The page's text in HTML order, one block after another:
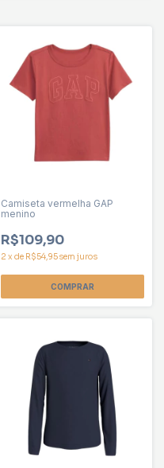
Camiseta vermelha GAP
menino
R$109,90
2 x de R$54,95sem juros
COMPRAR